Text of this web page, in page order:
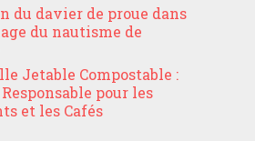
du davier de proue dans
du nautisme de
Jetable Compostable :
pour les
et les Cafés